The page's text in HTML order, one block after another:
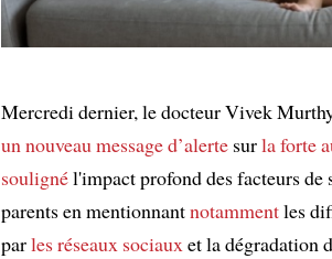
Mercredi dernier, le docteur Vivek
un nouveau message d’alerte surla forte
soulignél'impact profond des facteurs de
parents en mentionnantnotammentles
parles réseaux sociauxet la dégradation